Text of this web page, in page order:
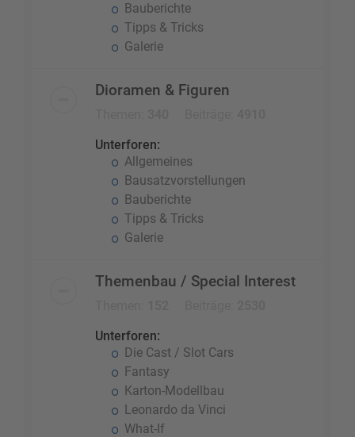
Bauberichte
Tipps & Tricks
Galerie
Dioramen & Figuren
Unterforen:
Allgemeines
Bausatzvorstellungen
Bauberichte
Tipps & Tricks
Galerie
Themenbau / Special Interest
Unterforen:
Die Cast / Slot Cars
Fantasy
Karton-Modellbau
Leonardo da Vinci
What-If